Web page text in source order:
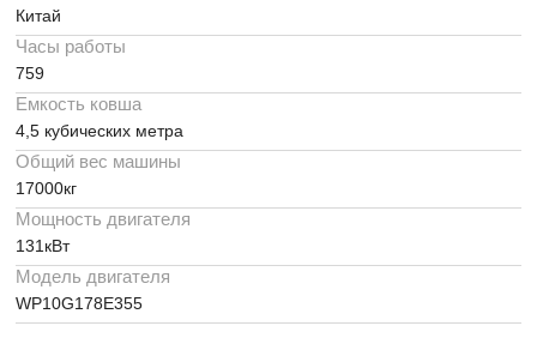
Китай
Часы работы
759
Емкость ковша
4,5 кубических метра
Общий вес машины
17000кг
Мощность двигателя
131кВт
Модель двигателя
WP10G178E355